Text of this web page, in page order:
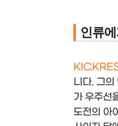
인류
니다. 그의
가 우주선
도전의 아